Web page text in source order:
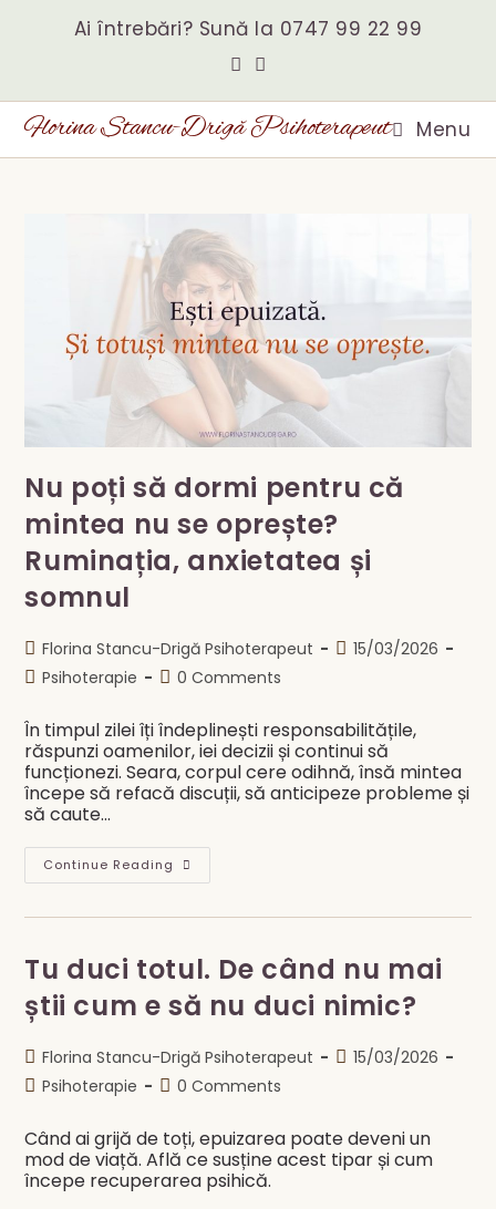
Ai întrebări? Sună la 0747 99 22 99
Florina Stancu-Drigă Psihoterapeut Menu
Nu poți să dormi pentru că
mintea nu se oprește?
Ruminația, anxietatea și
somnul
Post
author:
Florina Stancu-Drigă Psihoterapeut
Post15/03/2026
PostPsihoterapie
Post0 Comments
În timpul zilei îți îndeplinești responsabilitățile,
răspunzi oamenilor, iei decizii și continui să
funcționezi. Seara, corpul cere odihnă, însă mintea
începe să refacă discuții, să anticipeze probleme și
să caute…
Continue Reading Nu
Poți
Dormi
Mintea
Nu
Se
Oprește?
Ruminația,
Și
Somnul
Tu duci totul. De când nu mai
știi cum e să nu duci nimic?
Post
author:
Florina Stancu-Drigă Psihoterapeut
Post15/03/2026
PostPsihoterapie
Post0 Comments
Când ai grijă de toți, epuizarea poate deveni un
mod de viață. Află ce susține acest tipar și cum
începe recuperarea psihică.